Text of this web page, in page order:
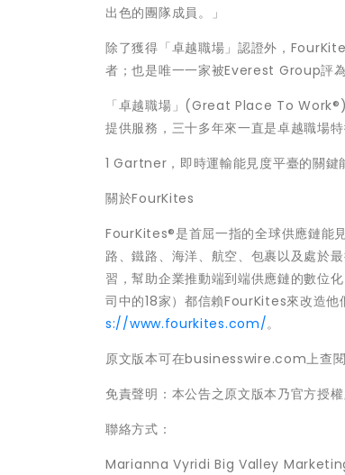
出色的團隊成員。」
除了獲得「卓越職場」認證外，
者；也是唯一一家被Everest Group評
「卓越職場」(Great Place To
提供服務，三十多年來一直是卓越職場特
1 Gartner，即時運輸能見度平臺的關
關於FourKites
FourKites®是首屈一指的全球供應鏈能
路、鐵路、海洋、航空、包裹以及處於
習，幫助企業推動端到端供應鏈的數位
司中的18家）都信賴FourKites來改造
s://www.fourkites.com/。
原文版本可在businesswire.com上查
免責聲明：本公告之原文版本乃官方授
聯絡方式：
Marianna Vyridi Big Valley